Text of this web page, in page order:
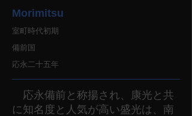
Morimitsu
室町時代初期
備前国
応永二十五年
応永備前と称揚され、康光と共
に知名度と人気が高い盛光は、南